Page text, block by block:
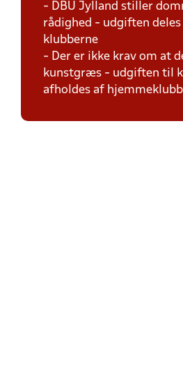
- DBU Jylland stiller
rådighed - udgiften
klubberne
- Der er ikke krav om at
kunstgræs - udgiften til
afholdes af